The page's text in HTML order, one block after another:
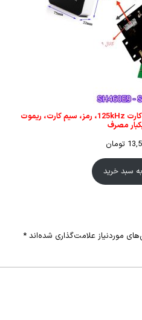
اکسس کنترل آسانسور SH460E9 | کارت 125kHz، رمز، سیم کارت، ریموت
مصرف
تومان
سبد خرید
موردنیاز علامت‌گذاری شده‌اند *